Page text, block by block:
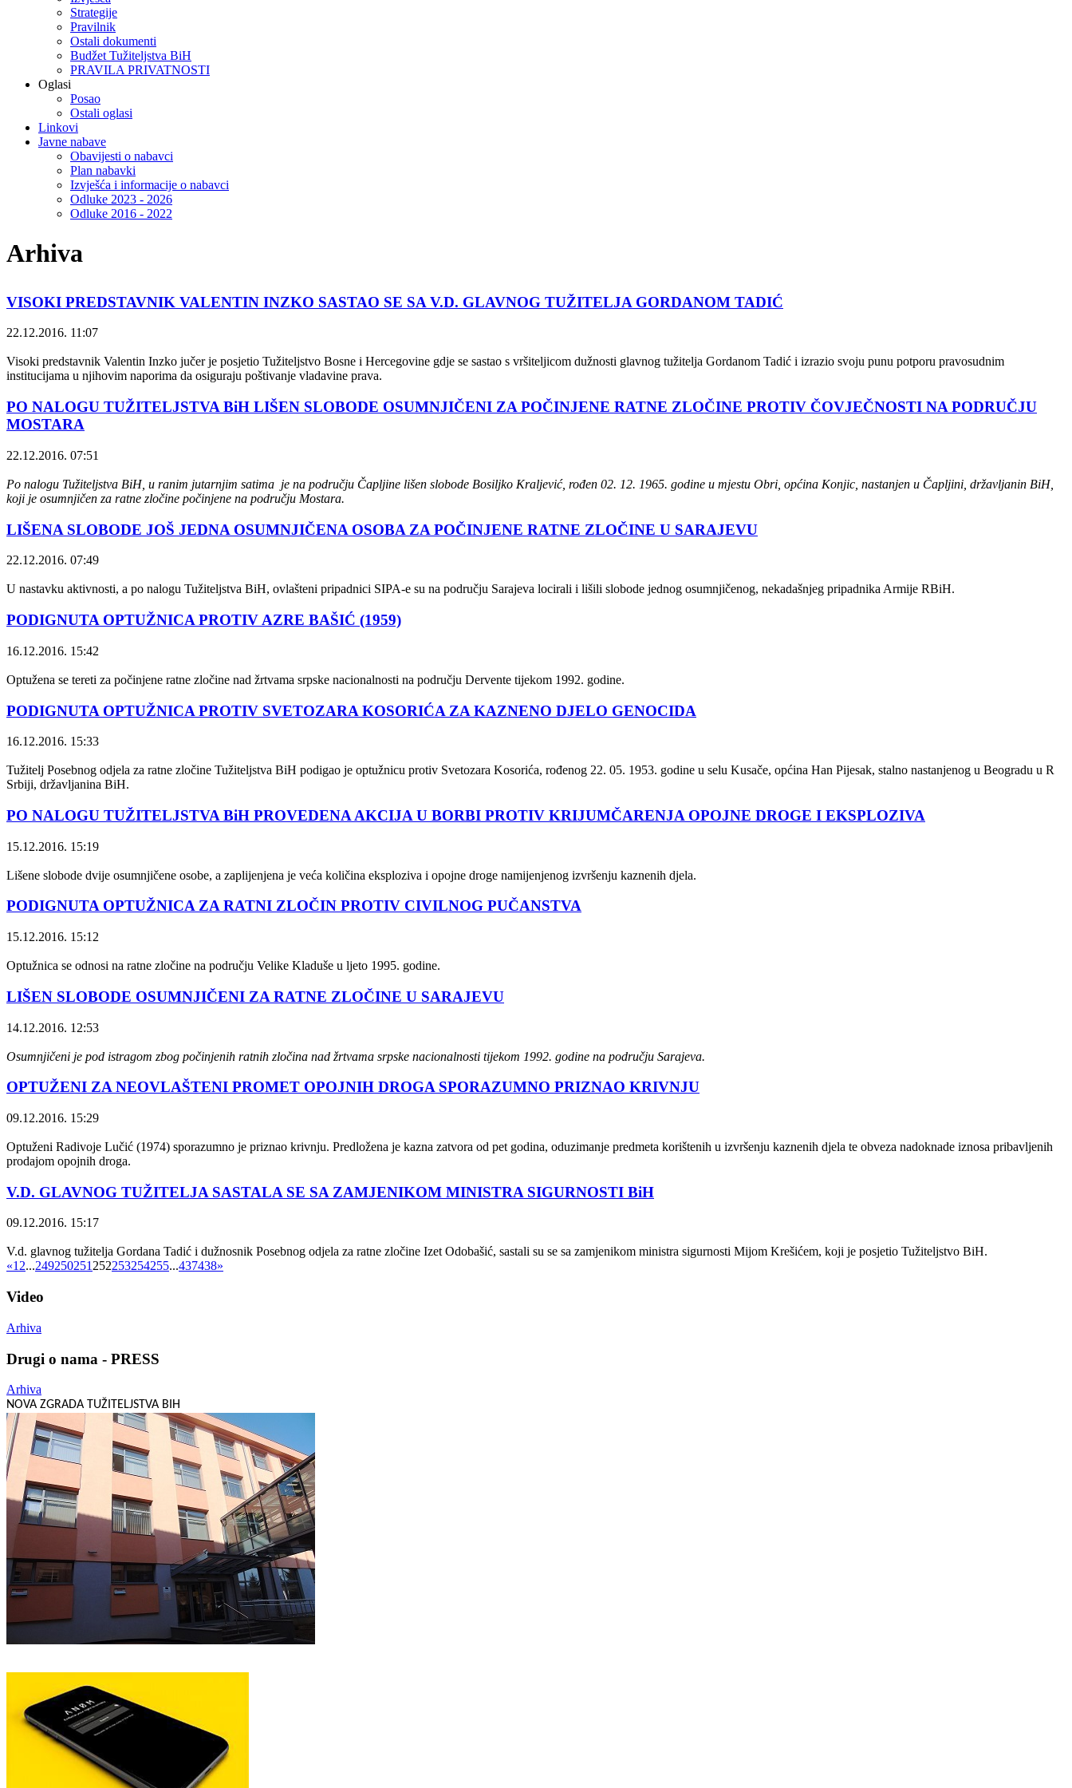
Strategije
Pravilnik
Ostali dokumenti
Budžet Tužiteljstva BiH
PRAVILA PRIVATNOSTI
Oglasi
Posao
Ostali oglasi
Linkovi
Javne nabave
Obavijesti o nabavci
Plan nabavki
Izvješća i informacije o nabavci
Odluke 2023 - 2026
Odluke 2016 - 2022
Arhiva
VISOKI PREDSTAVNIK VALENTIN INZKO SASTAO SE SA V.D. GLAVNOG TUŽITELJA GORDANOM TADIĆ
22.12.2016. 11:07
Visoki predstavnik Valentin Inzko jučer je posjetio Tužiteljstvo Bosne i Hercegovine gdje se sastao s vršiteljicom dužnosti glavnog tužitelja Gordanom Tadić i izrazio svoju punu potporu pravosudnim
institucijama u njihovim naporima da osiguraju poštivanje vladavine prava.
PO NALOGU TUŽITELJSTVA BiH LIŠEN SLOBODE OSUMNJIČENI ZA POČINJENE RATNE ZLOČINE PROTIV ČOVJEČNOSTI NA PODRUČJU
MOSTARA
22.12.2016. 07:51
Po nalogu Tužiteljstva BiH, u ranim jutarnjim satima je na području Čapljine lišen slobode Bosiljko Kraljević, rođen 02. 12. 1965. godine u mjestu Obri, općina Konjic, nastanjen u Čapljini, državljanin BiH,
koji je osumnjičen za ratne zločine počinjene na području Mostara.
LIŠENA SLOBODE JOŠ JEDNA OSUMNJIČENA OSOBA ZA POČINJENE RATNE ZLOČINE U SARAJEVU
22.12.2016. 07:49
U nastavku aktivnosti, a po nalogu Tužiteljstva BiH, ovlašteni pripadnici SIPA-e su na području Sarajeva locirali i lišili slobode jednog osumnjičenog, nekadašnjeg pripadnika Armije RBiH.
PODIGNUTA OPTUŽNICA PROTIV AZRE BAŠIĆ (1959)
16.12.2016. 15:42
Optužena se tereti za počinjene ratne zločine nad žrtvama srpske nacionalnosti na području Dervente tijekom 1992. godine.
PODIGNUTA OPTUŽNICA PROTIV SVETOZARA KOSORIĆA ZA KAZNENO DJELO GENOCIDA
16.12.2016. 15:33
Tužitelj Posebnog odjela za ratne zločine Tužiteljstva BiH podigao je optužnicu protiv Svetozara Kosorića, rođenog 22. 05. 1953. godine u selu Kusače, općina Han Pijesak, stalno nastanjenog u Beogradu u R
Srbiji, državljanina BiH.
PO NALOGU TUŽITELJSTVA BiH PROVEDENA AKCIJA U BORBI PROTIV KRIJUMČARENJA OPOJNE DROGE I EKSPLOZIVA
15.12.2016. 15:19
Lišene slobode dvije osumnjičene osobe, a zaplijenjena je veća količina eksploziva i opojne droge namijenjenog izvršenju kaznenih djela.
PODIGNUTA OPTUŽNICA ZA RATNI ZLOČIN PROTIV CIVILNOG PUČANSTVA
15.12.2016. 15:12
Optužnica se odnosi na ratne zločine na području Velike Kladuše u ljeto 1995. godine.
LIŠEN SLOBODE OSUMNJIČENI ZA RATNE ZLOČINE U SARAJEVU
14.12.2016. 12:53
Osumnjičeni je pod istragom zbog počinjenih ratnih zločina nad žrtvama srpske nacionalnosti tijekom 1992. godine na području Sarajeva.
OPTUŽENI ZA NEOVLAŠTENI PROMET OPOJNIH DROGA SPORAZUMNO PRIZNAO KRIVNJU
09.12.2016. 15:29
Optuženi Radivoje Lučić (1974) sporazumno je priznao krivnju. Predložena je kazna zatvora od pet godina, oduzimanje predmeta korištenih u izvršenju kaznenih djela te obveza nadoknade iznosa pribavljenih
prodajom opojnih droga.
V.D. GLAVNOG TUŽITELJA SASTALA SE SA ZAMJENIKOM MINISTRA SIGURNOSTI BiH
09.12.2016. 15:17
V.d. glavnog tužitelja Gordana Tadić i dužnosnik Posebnog odjela za ratne zločine Izet Odobašić, sastali su se sa zamjenikom ministra sigurnosti Mijom Krešićem, koji je posjetio Tužiteljstvo BiH.
«12...249250251252253254255...437438»
Video
Arhiva
Drugi o nama - PRESS
Arhiva
NOVA ZGRADA TUŽITELJSTVA BIH